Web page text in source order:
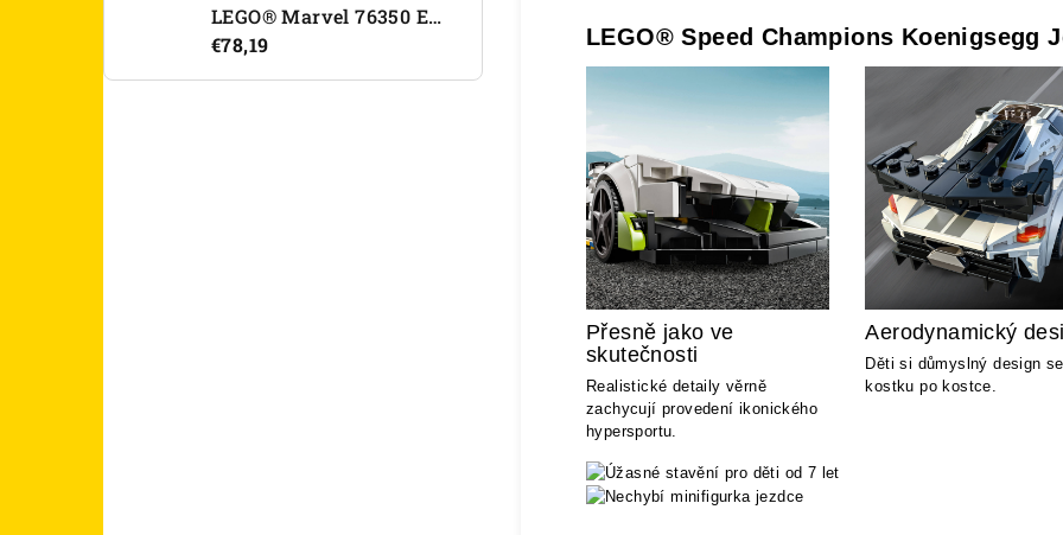
LEGO® Marvel 76350 Epický súboj: Spider-Man vs. Hulk
€78,19
LEGO® Speed Champions Koenigsegg
Přesně jako ve
skutečnosti
Realistické detaily věrně
zachycují provedení ikonického
hypersportu.
Aerodynamický
Děti si důmyslný design
kostku po kostce.